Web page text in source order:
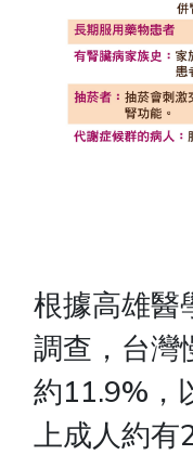
根據高雄醫
調查，台灣
約11.9%，
上成人約有